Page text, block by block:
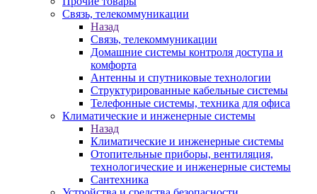
Связь, телекоммуникации
Назад
Связь, телекоммуникации
Домашние системы контроля доступа и
комфорта
Антенны и спутниковые технологии
Структурированные кабельные системы
Телефонные системы, техника для офиса
Климатические и инженерные системы
Назад
Климатические и инженерные системы
Отопительные приборы, вентиляция,
технологические и инженерные системы
Сантехника